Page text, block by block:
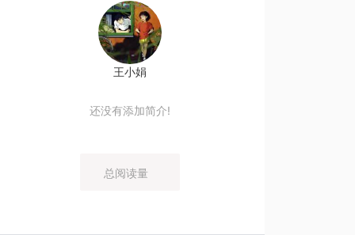
王小娟
还没有添加简介!
总阅读量